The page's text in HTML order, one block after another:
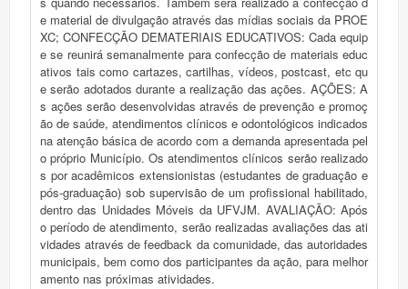
e material de divulgação através das mídias sociais da PROE
XC; CONFECÇÃO DEMATERIAIS EDUCATIVOS: Cada equip
e se reunirá semanalmente para confecção de materiais educ
ativos tais como cartazes, cartilhas, vídeos, postcast, etc qu
e serão adotados durante a realização das ações. AÇÕES: A
s ações serão desenvolvidas através de prevenção e promoç
ão de saúde, atendimentos clínicos e odontológicos indicados
na atenção básica de acordo com a demanda apresentada pel
o próprio Município. Os atendimentos clínicos serão realizado
s por acadêmicos extensionistas (estudantes de graduação e
pós-graduação) sob supervisão de um profissional habilitado,
dentro das Unidades Móveis da UFVJM. AVALIAÇÃO: Após
o período de atendimento, serão realizadas avaliações das ati
vidades através de feedback da comunidade, das autoridades
municipais, bem como dos participantes da ação, para melhor
amento nas próximas atividades.